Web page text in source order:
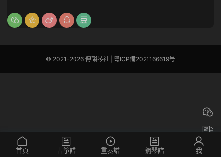
© 2021-2026 傳韻琴社 | 粵ICP備2021166619号
首頁 古筝譜 重奏譜 鋼琴譜 我